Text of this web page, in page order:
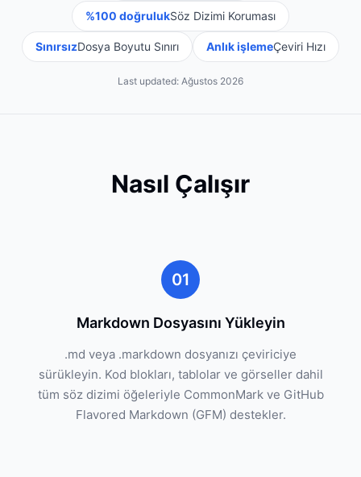
%100 doğrulukSöz Dizimi Koruması
SınırsızDosya Boyutu Sınırı Anlık işlemeÇeviri Hızı
Last updated: Ağustos 2026
Nasıl Çalışır
01
Markdown Dosyasını Yükleyin
.md veya .markdown dosyanızı çeviriciye
sürükleyin. Kod blokları, tablolar ve görseller dahil
tüm söz dizimi öğeleriyle CommonMark ve GitHub
Flavored Markdown (GFM) destekler.